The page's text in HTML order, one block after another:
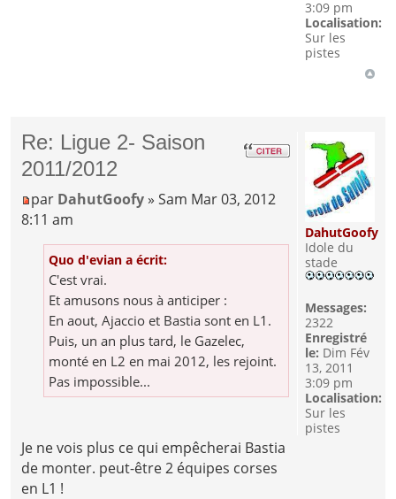
3:09 pm
Localisation:
Sur les
pistes
Re: Ligue 2- Saison
2011/2012
par DahutGoofy » Sam Mar 03, 2012
8:11 am
Quo d'evian a écrit:
C'est vrai.
Et amusons nous à anticiper :
En aout, Ajaccio et Bastia sont en L1.
Puis, un an plus tard, le Gazelec,
monté en L2 en mai 2012, les rejoint.
Pas impossible...
Je ne vois plus ce qui empêcherai Bastia
de monter. peut-être 2 équipes corses
en L1 !
DahutGoofy
Idole du
stade
Messages:
2322
Enregistré
le: Dim Fév
13, 2011
3:09 pm
Localisation:
Sur les
pistes